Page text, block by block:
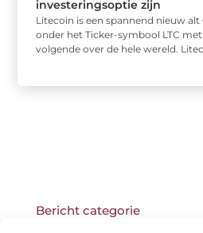
investeringsoptie zijn
Litecoin is een spannend nieuw
onder het Ticker-symbool LTC
volgende over de hele wereld.
Bericht categorie